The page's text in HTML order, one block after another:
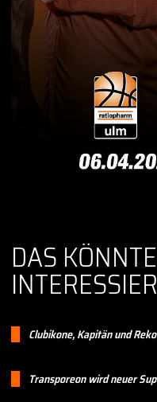
DAS
Clubikone, Kapitän und
Transporeon wird neuer